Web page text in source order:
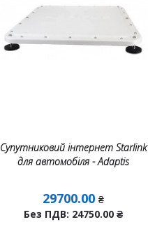
Супутниковий інтернет Starlink
для автомобіля - Adaptis
29700.00 ₴
Без ПДВ: 24750.00₴